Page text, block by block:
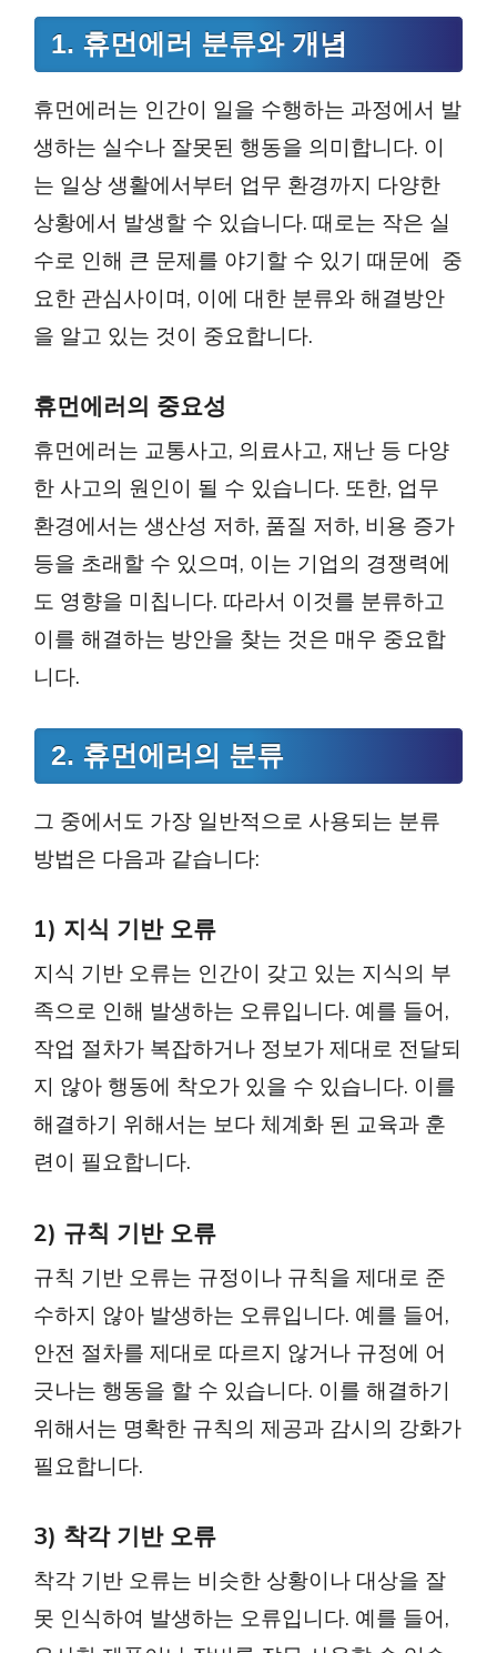
1. 휴먼에러 분류와 개념
휴먼에러는 인간이 일을 수행하는 과정에서 발
생하는 실수나 잘못된 행동을 의미합니다. 이
는 일상 생활에서부터 업무 환경까지 다양한
상황에서 발생할 수 있습니다. 때로는 작은 실
수로 인해 큰 문제를 야기할 수 있기 때문에 중
요한 관심사이며, 이에 대한 분류와 해결방안
을 알고 있는 것이 중요합니다.
휴먼에러의 중요성
휴먼에러는 교통사고, 의료사고, 재난 등 다양
한 사고의 원인이 될 수 있습니다. 또한, 업무
환경에서는 생산성 저하, 품질 저하, 비용 증가
등을 초래할 수 있으며, 이는 기업의 경쟁력에
도 영향을 미칩니다. 따라서 이것를 분류하고
이를 해결하는 방안을 찾는 것은 매우 중요합
니다.
2. 휴먼에러의 분류
그 중에서도 가장 일반적으로 사용되는 분류
방법은 다음과 같습니다:
1) 지식 기반 오류
지식 기반 오류는 인간이 갖고 있는 지식의 부
족으로 인해 발생하는 오류입니다. 예를 들어,
작업 절차가 복잡하거나 정보가 제대로 전달되
지 않아 행동에 착오가 있을 수 있습니다. 이를
해결하기 위해서는 보다 체계화 된 교육과 훈
련이 필요합니다.
2) 규칙 기반 오류
규칙 기반 오류는 규정이나 규칙을 제대로 준
수하지 않아 발생하는 오류입니다. 예를 들어,
안전 절차를 제대로 따르지 않거나 규정에 어
긋나는 행동을 할 수 있습니다. 이를 해결하기
위해서는 명확한 규칙의 제공과 감시의 강화가
필요합니다.
3) 착각 기반 오류
착각 기반 오류는 비슷한 상황이나 대상을 잘
못 인식하여 발생하는 오류입니다. 예를 들어,